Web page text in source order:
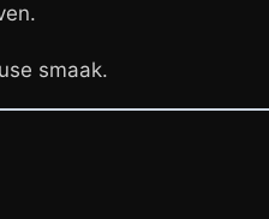
smaak.